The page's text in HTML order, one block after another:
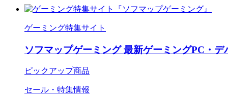
ゲーミング特集サイト
ソフマップゲーミング 最新ゲーミングPC・デ
ピックアップ商品
セール・特集情報